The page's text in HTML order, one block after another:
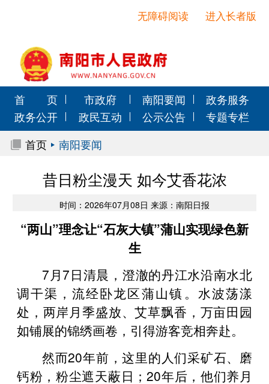
进入长者版
无障碍阅读
首 页 市政府 南阳要闻
政务服务
政务公开
政民互动 公示公告
专题专栏
首页
南阳要闻
昔日粉尘漫天 如今艾香花浓
时间：2026年07月08日 来源：南阳日报
“两山”理念让“石灰大镇”蒲山实现绿色新
生
7月7日清晨，澄澈的丹江水沿南水北
调干渠，流经卧龙区蒲山镇‌。水波荡漾
处，两岸月季盛放、艾草飘香，万亩田园
如铺展的锦绣画卷，引得游客竞相奔赴。
然而20年前，这里的人们采矿石、磨
钙粉，粉尘遮天蔽日；20年后，他们养月